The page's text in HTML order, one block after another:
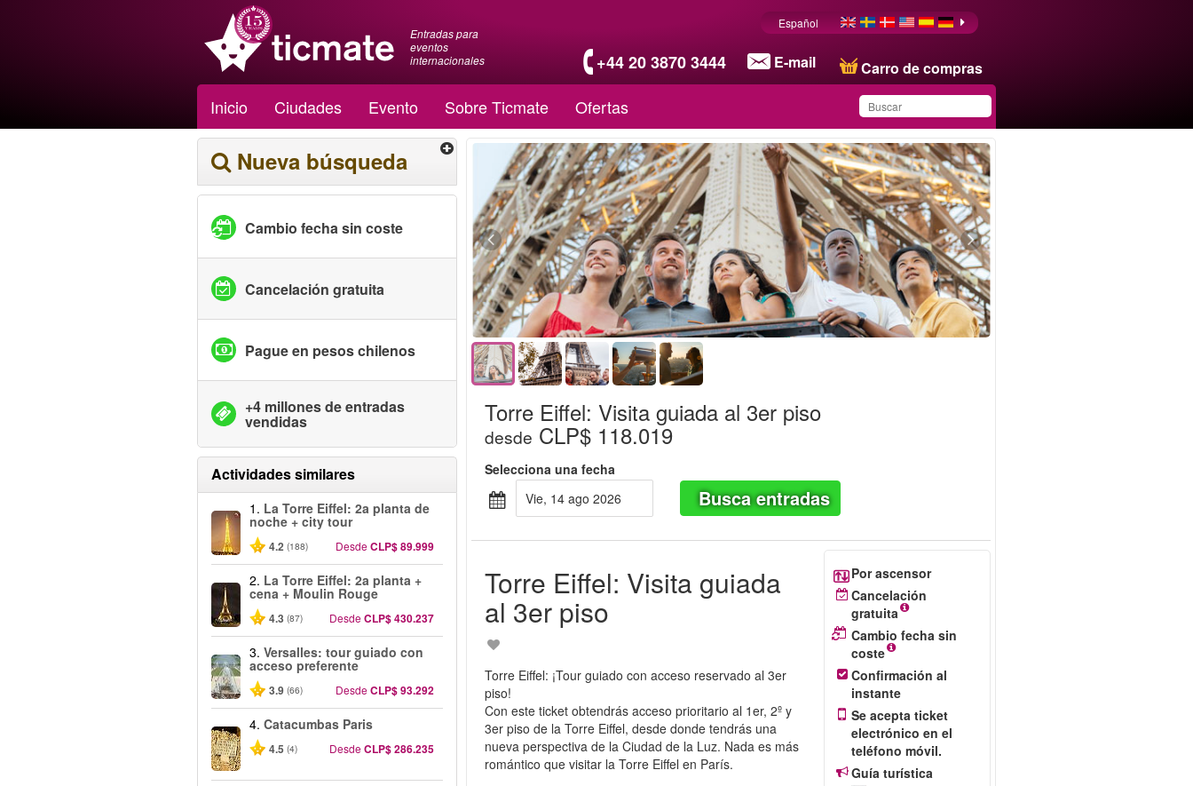
Entradas para
eventos
internacionales
+44 20 3870 3444 E-mail Carro de compras
Español
Inicio Ciudades Evento Sobre Ticmate Ofertas
Ha guardado este
producto en su lista
Nueva búsqueda
Cambio fecha sin coste
Cancelación gratuita
Pague en pesos chilenos
+4 millones de entradas
vendidas
Actividades similares
1. La Torre Eiffel: 2a planta de
noche + city tour
4.2 (188) DesdeCLP$ 89.999
2. La Torre Eiffel: 2a planta +
cena + Moulin Rouge
4.3 (87) DesdeCLP$ 430.237
3. Versalles: tour guiado con
acceso preferente
3.9 (66) DesdeCLP$ 93.292
4. Catacumbas Paris
4.5 (4) DesdeCLP$ 286.235
Torre Eiffel: Visita guiada al 3er piso
desde CLP$ 118.019
Selecciona una fecha
vie, 14 ago 2026
Busca entradas
Torre Eiffel: Visita guiada
al 3er piso
Torre Eiffel: ¡Tour guiado con acceso reservado al 3er
piso!
Con este ticket obtendrás acceso prioritario al 1er, 2º y
3er piso de la Torre Eiffel, desde donde tendrás una
nueva perspectiva de la Ciudad de la Luz. Nada es más
romántico que visitar la Torre Eiffel en París.
Por ascensor
Cancelación
gratuita
Cambio fecha sin
coste
Confirmación al
instante
Se acepta ticket
electrónico en el
teléfono móvil.
Guía turística